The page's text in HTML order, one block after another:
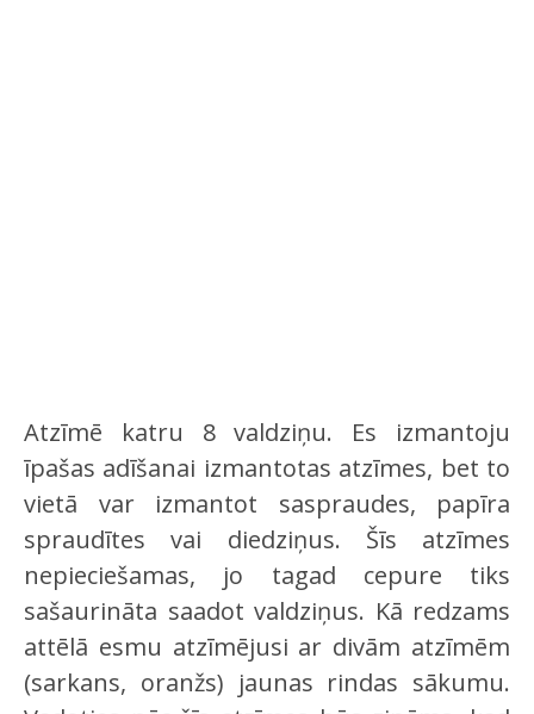
Atzīmē katru 8 valdziņu. Es izmantoju
īpašas adīšanai izmantotas atzīmes, bet to
vietā var izmantot saspraudes, papīra
spraudītes vai diedziņus. Šīs atzīmes
nepieciešamas, jo tagad cepure tiks
sašaurināta saadot valdziņus. Kā redzams
attēlā esmu atzīmējusi ar divām atzīmēm
(sarkans, oranžs) jaunas rindas sākumu.